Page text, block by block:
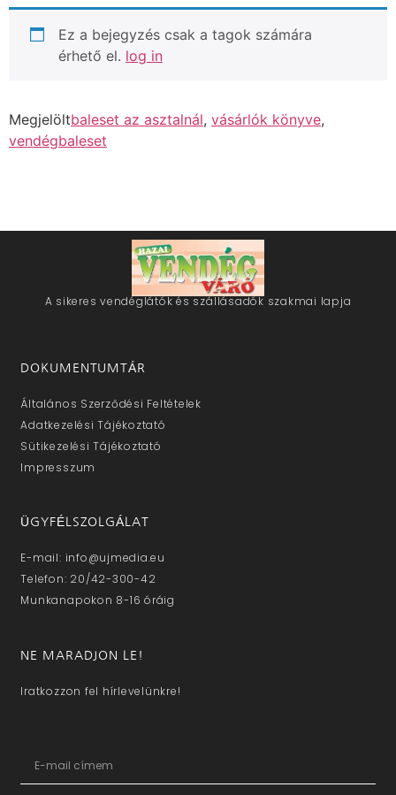
Ez a bejegyzés csak a tagok számára
érhető el. log in
Megjelöltbaleset az asztalnál, vásárlók könyve,
vendégbaleset
A sikeres vendéglátók és szállásadók szakmai lapja
DOKUMENTUMTÁR
Általános Szerződési Feltételek
Adatkezelési Tájékoztató
Sütikezelési Tájékoztató
Impresszum
ÜGYFÉLSZOLGÁLAT
E-mail: info@ujmedia.eu
Telefon: 20/42-300-42
Munkanapokon 8-16 óráig
NE MARADJON LE!
Iratkozzon fel hírlevelünkre!